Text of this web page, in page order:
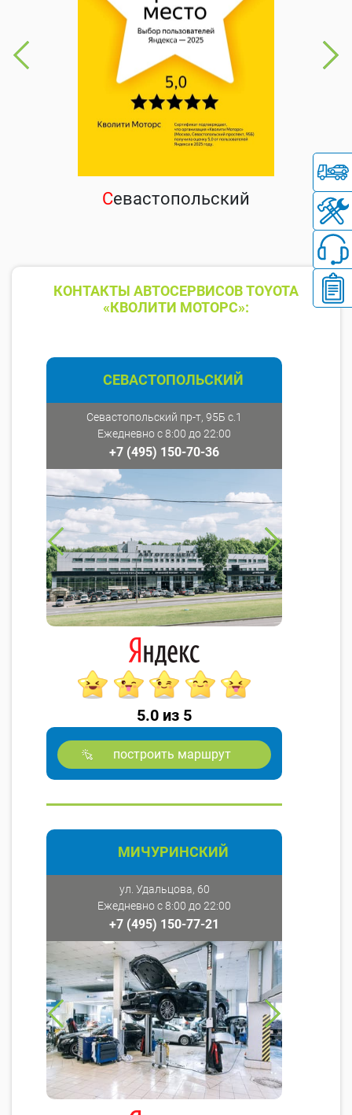
Севастопольский
КОНТАКТЫ АВТОСЕРВИСОВ TOYOTA
«КВОЛИТИ МОТОРС»:
СЕВАСТОПОЛЬСКИЙ
Севастопольский пр-т, 95Б с.1
Ежедневно с 8:00 до 22:00
+7 (495) 150-70-36
5.0 из 5
построить маршрут
МИЧУРИНСКИЙ
ул. Удальцова, 60
Ежедневно с 8:00 до 22:00
+7 (495) 150-77-21